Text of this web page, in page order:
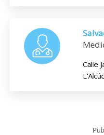
Calle